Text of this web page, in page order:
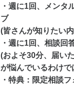
・週に1回、メンタ
ブ
(皆さんが知りたい
・週に1回、相談回
(およそ30分、届い
が悩んでいるわけ
・特典：限定相談